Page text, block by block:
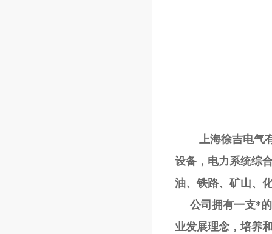
上海徐吉电气有
设备，电力系统综
油、铁路、矿山、
公司拥有一支*的
业发展理念，培养